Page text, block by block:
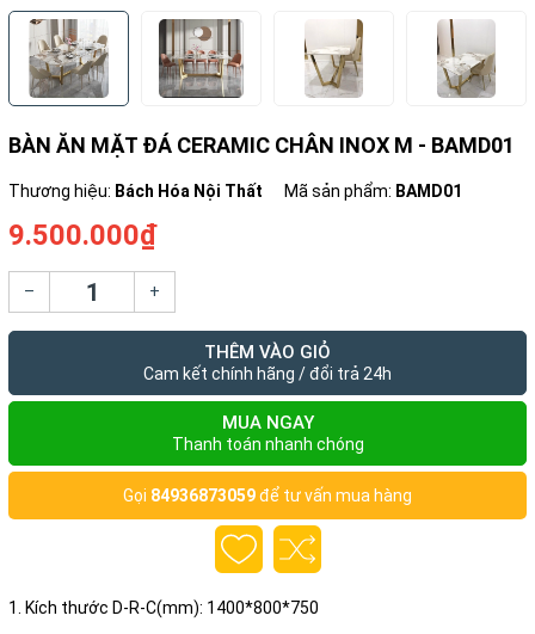
BÀN ĂN MẶT ĐÁ CERAMIC CHÂN INOX M - BAMD01
Thương hiệu: Bách Hóa Nội Thất Mã sản phẩm: BAMD01
9.500.000₫
– +
THÊM VÀO GIỎ
Cam kết chính hãng / đổi trả 24h
MUA NGAY
Thanh toán nhanh chóng
Gọi 84936873059để tư vấn mua hàng
1. Kích thước D-R-C(mm): 1400*800*750